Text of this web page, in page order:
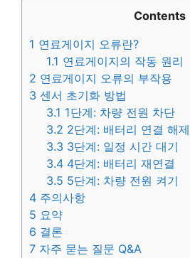
Contents
1 연료게이지 오류란?
1.1 연료게이지의 작동 원리
2 연료게이지 오류의 부작용
3 센서 초기화 방법
3.1 1단계: 차량 전원 차단
3.2 2단계: 배터리 연결 해제
3.3 3단계: 일정 시간 대기
3.4 4단계: 배터리 재연결
3.5 5단계: 차량 전원 켜기
4 주의사항
5 요약
6 결론
7 자주 묻는 질문 Q&A